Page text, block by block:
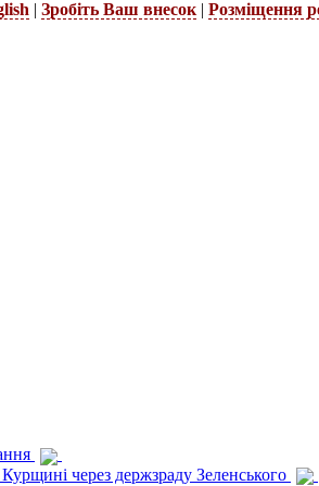
| Зробіть Ваш внесок | Розміщення
через держзраду Зеленського